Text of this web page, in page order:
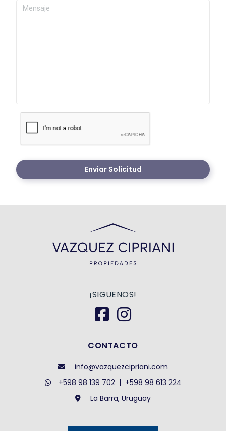
Enviar Solicitud
¡SIGUENOS!
CONTACTO
info@vazquezcipriani.com
+598 98 139 702| +598 98 613 224
La Barra, Uruguay